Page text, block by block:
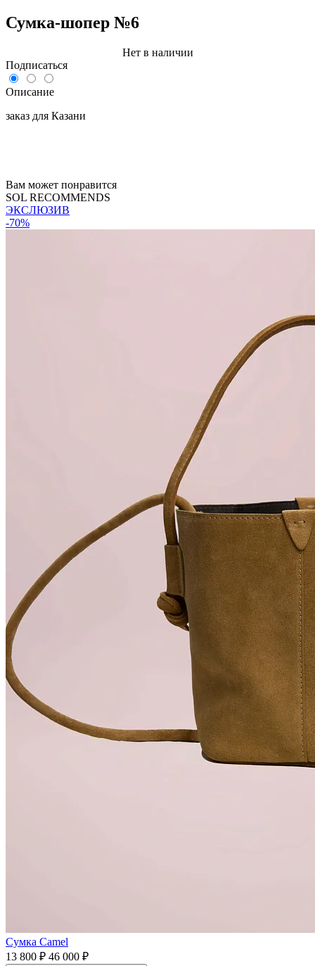
Сумка-шопер №6
Нет в наличии
Подписаться
Описание
заказ для Казани
Вам может понравится
SOL RECOMMENDS
ЭКСЛЮЗИВ
-70%
Сумка Camel
13 800 ₽ 46 000 ₽